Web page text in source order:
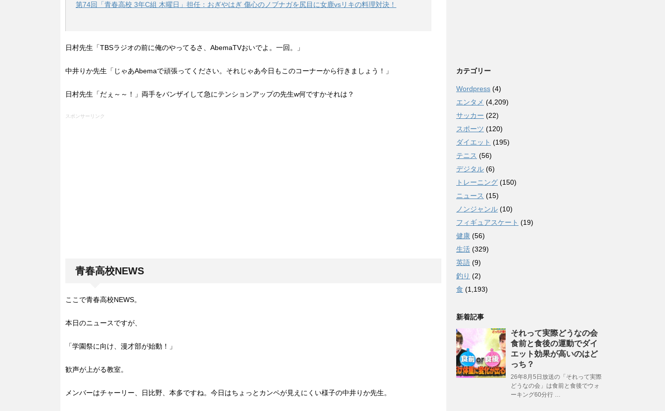
第74回「青春高校 3年C組 木曜日」担任：おぎやはぎ 傷心のノブナガを尻目に女鹿vsリキの料理対決！
日村先生「TBSラジオの前に俺のやってるさ、AbemaTVおいでよ。一回。」
中井りか先生「じゃあAbemaで頑張ってください。それじゃあ今日もこのコーナーから行きましょう！」
日村先生「だぇ～～！」両手をバンザイして急にテンションアップの先生w何ですかそれは？
スポンサーリンク
青春高校NEWS
ここで青春高校NEWS。
本日のニュースですが、
「学園祭に向け、漫才部が始動！」
歓声が上がる教室。
メンバーはチャーリー、日比野、本多ですね。今日はちょっとカンペが見えにくい様子の中井りか先生。
カテゴリー
Wordpress (4)
エンタメ (4,209)
サッカー (22)
スポーツ (120)
ダイエット (195)
テニス (56)
デジタル (6)
トレーニング (150)
ニュース (15)
ノンジャンル (10)
フィギュアスケート (19)
健康 (56)
生活 (329)
英語 (9)
釣り (2)
食 (1,193)
新着記事
それって実際どうなの会
食前と食後の運動でダイ
エット効果が高いのはど
っち？
26年8月5日放送の「それって実際
どうなの会」は食前と食後でウォ
ーキング60分行 …